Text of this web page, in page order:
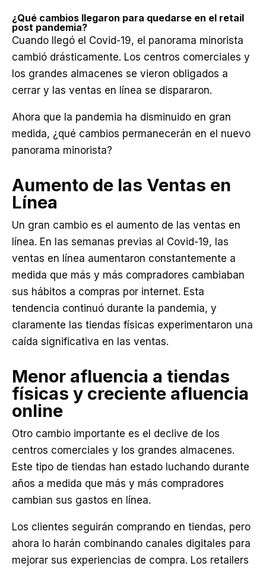
¿Qué cambios llegaron para quedarse en el retail
post pandemia?
Cuando llegó el Covid-19, el panorama minorista
cambió drásticamente. Los centros comerciales y
los grandes almacenes se vieron obligados a
cerrar y las ventas en línea se dispararon.
Ahora que la pandemia ha disminuido en gran
medida, ¿qué cambios permanecerán en el nuevo
panorama minorista?
Aumento de las Ventas en
Línea
Un gran cambio es el aumento de las ventas en
línea. En las semanas previas al Covid-19, las
ventas en línea aumentaron constantemente a
medida que más y más compradores cambiaban
sus hábitos a compras por internet. Esta
tendencia continuó durante la pandemia, y
claramente las tiendas físicas experimentaron una
caída significativa en las ventas.
Menor afluencia a tiendas
físicas y creciente afluencia
online
Otro cambio importante es el declive de los
centros comerciales y los grandes almacenes.
Este tipo de tiendas han estado luchando durante
años a medida que más y más compradores
cambian sus gastos en línea.
Los clientes seguirán comprando en tiendas, pero
ahora lo harán combinando canales digitales para
mejorar sus experiencias de compra. Los retailers